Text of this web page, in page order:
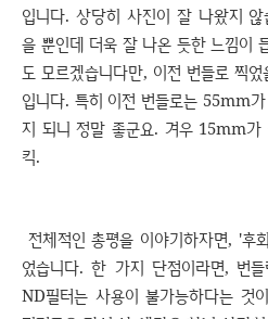
입니다. 상당히 사진이 잘 나왔지
을 뿐인데 더욱 잘 나온 듯한 느낌이
도 모르겠습니다만, 이전 번들로 찍
입니다. 특히 이전 번들로는 55mm
지 되니 정말 좋군요. 겨우 15mm가
킥.
전체적인 총평을 이야기하자면, '후
었습니다. 한 가지 단점이라면, 번
ND필터는 사용이 불가능하다는 것